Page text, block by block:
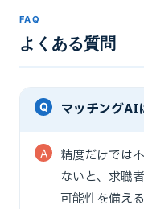
FAQ
よくある質問
マッチングAI
精度だけでは
ないと、求職
可能性を備え